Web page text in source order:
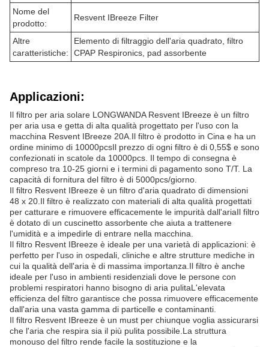
Nome del
prodotto:
Resvent IBreeze Filter
Altre
caratteristiche:
Elemento di filtraggio dell'aria quadrato, filtro
CPAP Respironics, pad assorbente
Applicazioni:
Il filtro per aria solare LONGWANDA Resvent IBreeze è un filtro
per aria usa e getta di alta qualità progettato per l'uso con la
macchina Resvent IBreeze 20A.Il filtro è prodotto in Cina e ha un
ordine minimo di 10000pcsIl prezzo di ogni filtro è di 0,55$ e sono
confezionati in scatole da 10000pcs. Il tempo di consegna è
compreso tra 10-25 giorni e i termini di pagamento sono T/T. La
capacità di fornitura del filtro è di 5000pcs/giorno.
Il filtro Resvent IBreeze è un filtro d'aria quadrato di dimensioni
48 x 20.Il filtro è realizzato con materiali di alta qualità progettati
per catturare e rimuovere efficacemente le impurità dall'ariaIl filtro
è dotato di un cuscinetto assorbente che aiuta a trattenere
l'umidità e a impedirle di entrare nella macchina.
Il filtro Resvent IBreeze è ideale per una varietà di applicazioni: è
perfetto per l'uso in ospedali, cliniche e altre strutture mediche in
cui la qualità dell'aria è di massima importanza.Il filtro è anche
ideale per l'uso in ambienti residenziali dove le persone con
problemi respiratori hanno bisogno di aria pulitaL'elevata
efficienza del filtro garantisce che possa rimuovere efficacemente
dall'aria una vasta gamma di particelle e contaminanti.
Il filtro Resvent IBreeze è un must per chiunque voglia assicurarsi
che l'aria che respira sia il più pulita possibile.La struttura
monouso del filtro rende facile la sostituzione e la